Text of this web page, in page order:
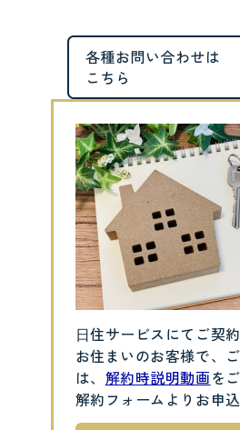
⽇住サービスにてご契
お住まいのお客様で、
は、 解約時説明動画を
解約フォームよりお申込